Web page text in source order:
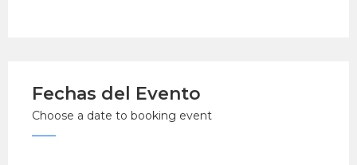
Fechas del Evento
Choose a date to booking event